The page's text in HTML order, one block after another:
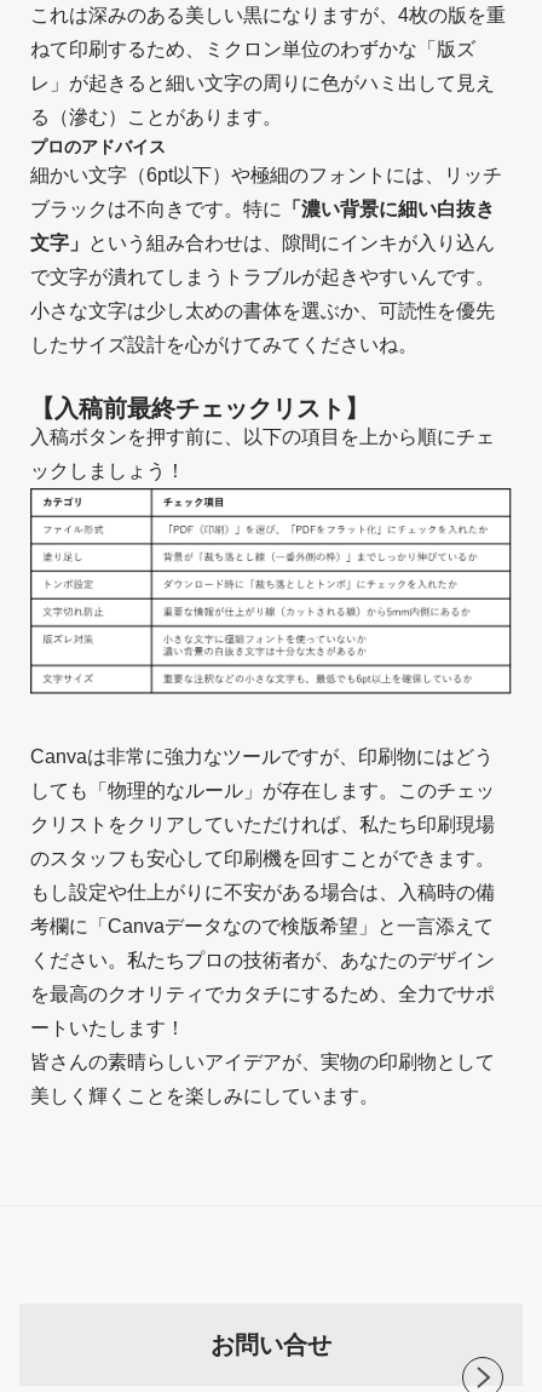
これは深みのある美しい黒になりますが、4枚の版を重
ねて印刷するため、ミクロン単位のわずかな「版ズ
レ」が起きると細い文字の周りに色がハミ出して見え
る（滲む）ことがあります。
プロのアドバイス
細かい文字（6pt以下）や極細のフォントには、リッチ
ブラックは不向きです。特に
「濃い背景に細い白抜き
文字」 という組み合わせは、隙間にインキが入り込ん
で文字が潰れてしまうトラブルが起きやすいんです。
小さな文字は少し太めの書体を選ぶか、可読性を優先
したサイズ設計を心がけてみてくださいね。
【入稿前最終チェックリスト】
入稿ボタンを押す前に、以下の項目を上から順にチェ
ックしましょう！
Canvaは非常に強力なツールですが、印刷物にはどう
しても「物理的なルール」が存在します。このチェッ
クリストをクリアしていただければ、私たち印刷現場
のスタッフも安心して印刷機を回すことができます。
もし設定や仕上がりに不安がある場合は、入稿時の備
考欄に「Canvaデータなので検版希望」と一言添えて
ください。私たちプロの技術者が、あなたのデザイン
を最高のクオリティでカタチにするため、全力でサポ
ートいたします！
皆さんの素晴らしいアイデアが、実物の印刷物として
美しく輝くことを楽しみにしています。
お問い合せ